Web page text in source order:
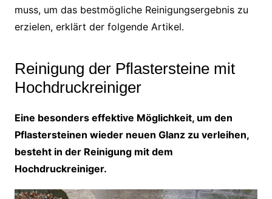
muss, um das bestmögliche Reinigungsergebnis zu
erzielen, erklärt der folgende Artikel.
Reinigung der Pflastersteine mit
Hochdruckreiniger
Eine besonders effektive Möglichkeit, um den
Pflastersteinen wieder neuen Glanz zu verleihen,
besteht in der Reinigung mit dem
Hochdruckreiniger.